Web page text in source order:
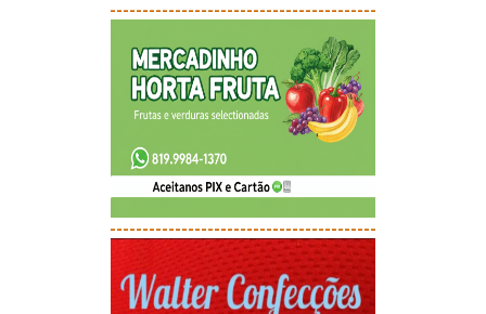
-----------------------------------------
-----------------------------------------